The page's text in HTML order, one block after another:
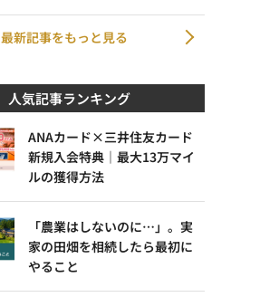
最新記事をもっと見る
人気記事ランキング
ANAカード×三井住友カード
新規入会特典｜最大13万マイ
ルの獲得方法
「農業はしないのに…」。実
家の田畑を相続したら最初に
やること